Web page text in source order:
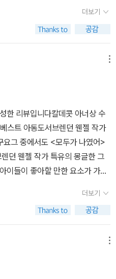
지와 강아지가 가는 길, 보는 모
니다. 다르지만 조화를 이룬 벨
을 하는게재미있다.샛길을 걸어
이는 느긋하고 여유로워보인다.
곰을 깨우는 소
장면!길을 잃고,동굴에 들어가
모습에 함께 즐긴다.언덕을 따
며 함께 언덕을 오르는느낌으로
연필,물감으로 다르게 표현되었
같이 자기의 길을 가는 장면은
림보는 재미와다른 것의 조화이
사이에다름은 크게 중요하지 않
수 있어도한번 뿐인 삶을 살아
는다.따로 또 같이 갈까?벨과 본
으로 작성하였습니다#북스타그
#다름 #성장 #여
책읽는우리집🏠
더보기
한 리뷰입니다칼데콧 아너상 수
스트 아동도서브렌던 웬젤 작가
요그 중에서도 <모두가 나였어>
던 웬젤 작가 특유의 몽글한 그
이들이 좋아할 만한 요소가 가득
는 이야기로함께 경험하고 다르
와 고양이는 우리가 생각해도
함께 하는 친구로 등장해요면지
앞면지부터 뒷면지까지 놓칠수
아크릴물감으로 둥글고 작가님
고양이 벨은 색연필로고양이의
더보기